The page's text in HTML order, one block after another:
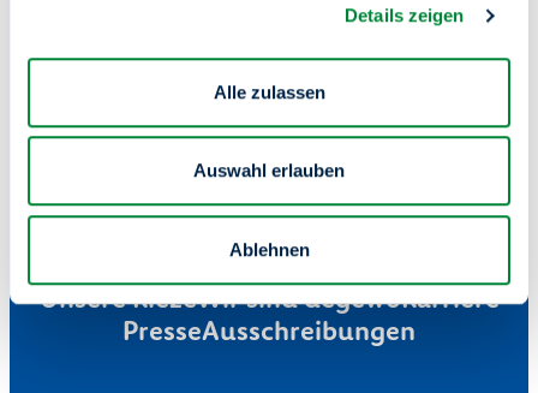
Details zeigen
Alle zulassen
Auswahl erlauben
Ablehnen
MieterserviceWohnung finden
Unsere KiezeWir sind degewoKarriere
PresseAusschreibungen